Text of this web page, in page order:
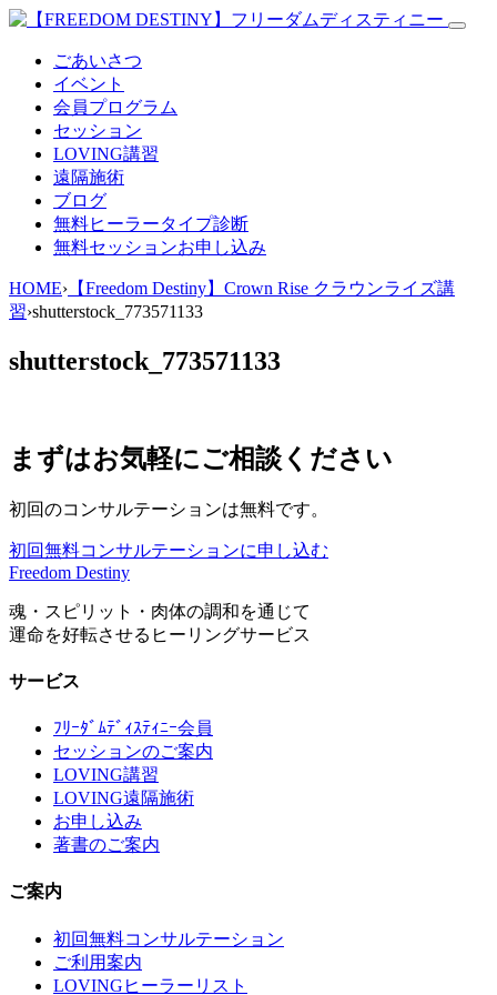
ごあいさつ
イベント
会員プログラム
セッション
LOVING講習
遠隔施術
ブログ
無料ヒーラータイプ診断
無料セッションお申し込み
HOME› 【Freedom Destiny】Crown Rise クラウンライズ講
習›shutterstock_773571133
shutterstock_773571133
まずはお気軽にご相談ください
初回のコンサルテーションは無料です。
初回無料コンサルテーションに申し込む
Freedom Destiny
魂・スピリット・肉体の調和を通じて
運命を好転させるヒーリングサービス
サービス
ﾌﾘｰﾀﾞﾑﾃﾞｨｽﾃｨﾆｰ会員
セッションのご案内
LOVING講習
LOVING遠隔施術
お申し込み
著書のご案内
ご案内
初回無料コンサルテーション
ご利用案内
LOVINGヒーラーリスト